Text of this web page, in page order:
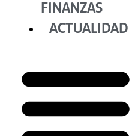
FINANZAS
ACTUALIDAD